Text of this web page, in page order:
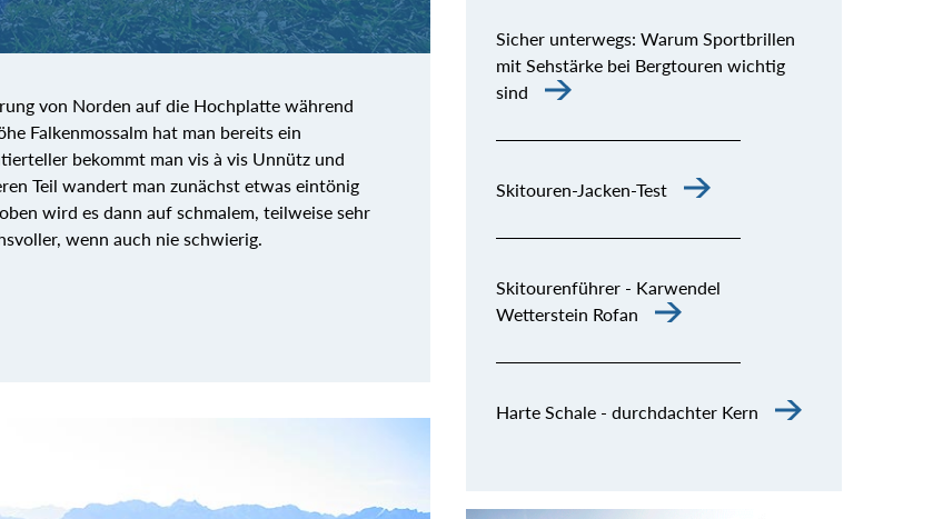
von Norden auf die Hochplatte während
Falkenmossalm hat man bereits ein
bekommt man vis à vis Unnütz und
Teil wandert man zunächst etwas eintönig
wird es dann auf schmalem, teilweise sehr
wenn auch nie schwierig.
Sicher unterwegs: Warum Sportbrillen
mit Sehstärke bei Bergtouren wichtig
sind
Skitouren-Jacken-Test
Skitourenführer - Karwendel
Wetterstein Rofan
Harte Schale - durchdachter Kern